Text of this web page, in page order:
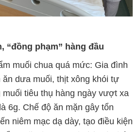
“đồng phạm” hàng đầu
muối chua quá mức: Gia đình
dưa muối, thịt xông khói tự
tiêu thụ hàng ngày vượt xa
6g. Chế độ ăn mặn gây tổn
niêm mạc dạ dày, tạo điều kiện